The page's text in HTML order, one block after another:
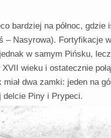
bardziej na północ, gdzie
– Nasyrowa). Fortyfikacje
w samym Pińsku,
wieku i ostatecznie
dwa zamki: jeden na
delcie Piny i Prypeci.